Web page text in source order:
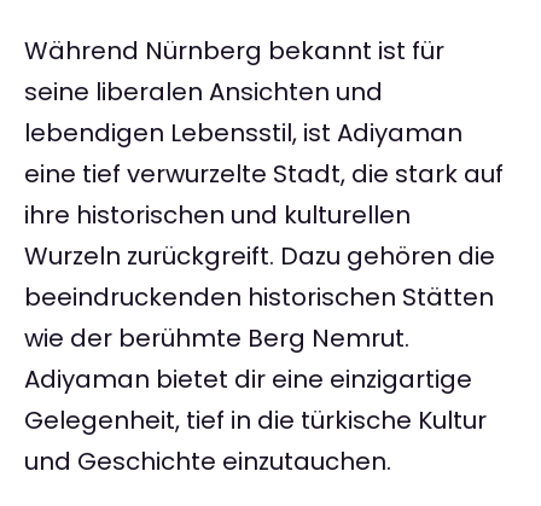
Während Nürnberg bekannt ist für
seine liberalen Ansichten und
lebendigen Lebensstil, ist Adiyaman
eine tief verwurzelte Stadt, die stark auf
ihre historischen und kulturellen
Wurzeln zurückgreift. Dazu gehören die
beeindruckenden historischen Stätten
wie der berühmte Berg Nemrut.
Adiyaman bietet dir eine einzigartige
Gelegenheit, tief in die türkische Kultur
und Geschichte einzutauchen.